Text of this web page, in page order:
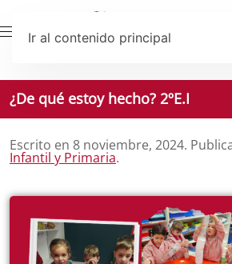
Ir al contenido principal
¿De qué estoy hecho? 2ºE.I
Escrito en 8 noviembre, 2024.
Infantil y Primaria.